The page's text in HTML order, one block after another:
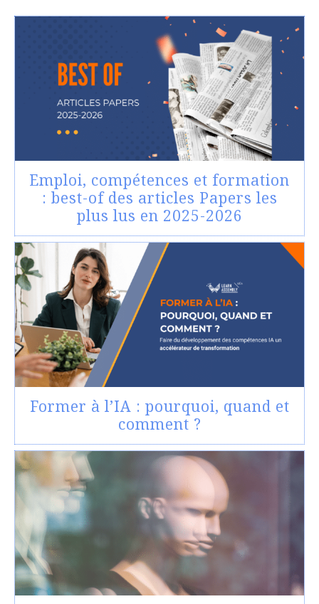
Emploi, compétences et formation
: best-of des articles Papers les
plus lus en 2025-2026
Former à l’IA : pourquoi, quand et
comment ?